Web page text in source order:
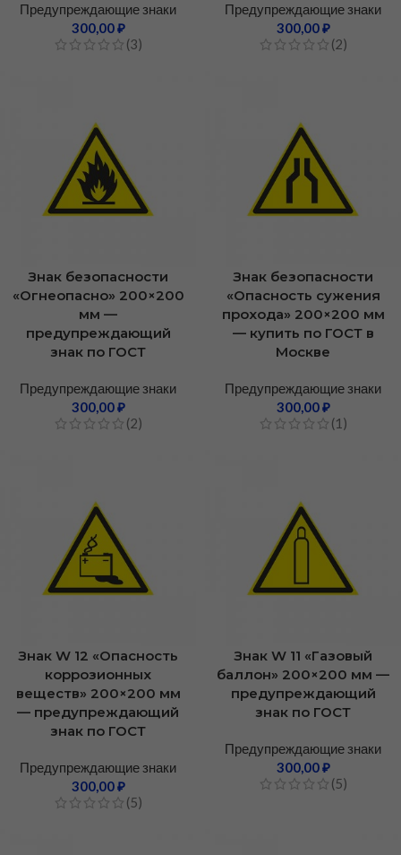
Предупреждающие знаки
300,00₽
(3)
Предупреждающие знаки
300,00₽
(2)
Знак безопасности
«Огнеопасно» 200×200
мм —
предупреждающий
знак по ГОСТ
Предупреждающие знаки
300,00₽
(2)
Знак безопасности
«Опасность сужения
прохода» 200×200 мм
— купить по ГОСТ в
Москве
Предупреждающие знаки
300,00₽
(1)
Знак W 12 «Опасность
коррозионных
веществ» 200×200 мм
— предупреждающий
знак по ГОСТ
Предупреждающие знаки
300,00₽
(5)
Знак W 11 «Газовый
баллон» 200×200 мм —
предупреждающий
знак по ГОСТ
Предупреждающие знаки
300,00₽
(5)